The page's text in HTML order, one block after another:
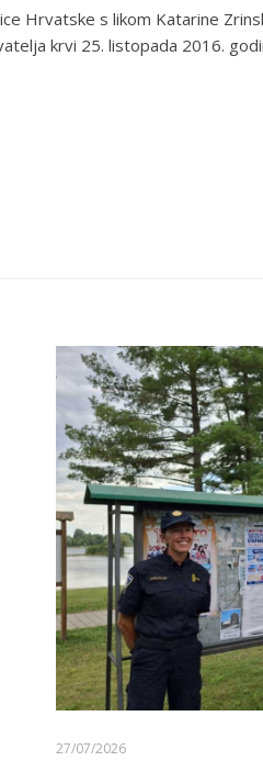
Hrvatske s likom Katarine
krvi 25. listopada 2016.
27/07/2026